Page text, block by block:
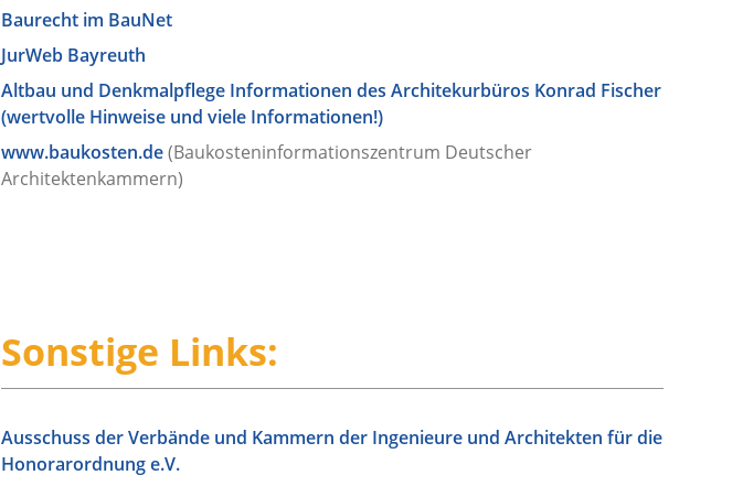
Baurecht im BauNet
JurWeb Bayreuth
Altbau und Denkmalpflege Informationen des Architekurbüros Konrad Fischer
(wertvolle Hinweise und viele Informationen!)
www.baukosten.de(Baukosteninformationszentrum Deutscher
Architektenkammern)
Sonstige Links:
Ausschuss der Verbände und Kammern der Ingenieure und Architekten für die
Honorarordnung e.V.